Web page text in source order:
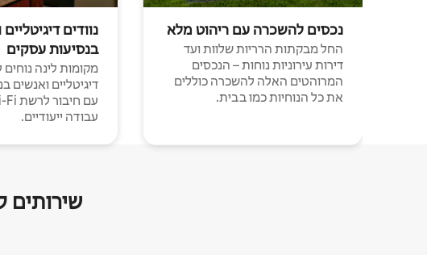
נכסים להשכרה עם ריהוט מלא
החל מבקתות הרריות שלוות ועד
דירות עירוניות נוחות – הנכסים
המרוהטים האלה להשכרה כוללים
את כל הנוחיות כמו בבית.
נוודים
בנסיעות עסקים
מקומות לינה נוחים
דיגיטליים ואנשים
עבודה ייעודיים.
שירותים